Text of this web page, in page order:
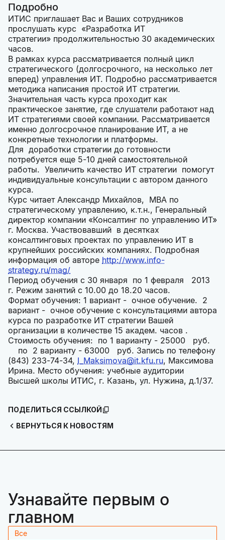
Подробно
ИТИС приглашает Вас и Ваших сотрудников
прослушать курс «Разработка ИТ
стратегии» продолжительностью 30 академических
часов.
В рамках курса рассматривается полный цикл
стратегического (долгосрочного, на несколько лет
вперед) управления ИТ. Подробно рассматривается
методика написания простой ИТ стратегии.
Значительная часть курса проходит как
практическое занятие, где слушатели работают над
ИТ стратегиями своей компании. Рассматривается
именно долгосрочное планирование ИТ, а не
конкретные технологии и платформы.
Для доработки стратегии до готовности
потребуется еще 5-10 дней самостоятельной
работы. Увеличить качество ИТ стратегии помогут
индивидуальные консультации с автором данного
курса.
Курс читает Александр Михайлов, MBA по
стратегическому управлению, к.т.н., Генеральный
директор компании «Консалтинг по управлению ИТ»
г. Москва. Участвовавший в десятках
консалтинговых проектах по управлению ИТ в
крупнейших российских компаниях. Подробная
информация об авторе http://www.info-
strategy.ru/mag/
Период обучения с 30 января по 1 февраля 2013
г. Режим занятий с 10.00 до 18.20 часов.
Формат обучения: 1 вариант - очное обучение. 2
вариант - очное обучение с консультациями автора
курса по разработке ИТ стратегии Вашей
организации в количестве 15 академ. часов .
Стоимость обучения: по 1 варианту - 25000 руб.
по 2 варианту - 63000 руб. Запись по телефону
(843) 233-74-34, I_Maksimova@it.kfu.ru, Максимова
Ирина. Место обучения: учебные аудитории
Высшей школы ИТИС, г. Казань, ул. Нужина, д.1/37.
ВЕРНУТЬСЯ К НОВОСТЯМ
ПОДЕЛИТЬСЯ ССЫЛКОЙ
Узнавайте первым о
главном
Все